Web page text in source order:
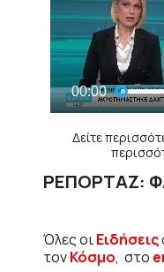
Δείτε
ΡΕΠΟΡΤΑΖ:
Όλες οιΕιδήσεις
τονΚόσμο, στο